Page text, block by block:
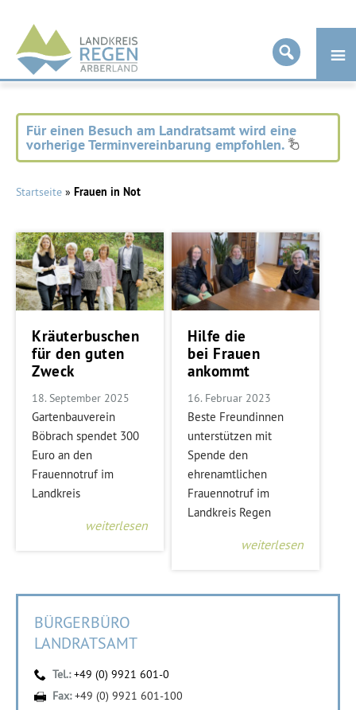
Landkreis
Regen
Für einen Besuch am Landratsamt wird eine
vorherige Terminvereinbarung empfohlen.
Startseite » Frauen in Not
Kräuterbuschen
für den guten
Zweck
18. September 2025
Gartenbauverein
Böbrach spendet 300
Euro an den
Frauennotruf im
Landkreis
weiterlesen
Hilfe die
bei Frauen
ankommt
16. Februar 2023
Beste Freundinnen
unterstützen mit
Spende den
ehrenamtlichen
Frauennotruf im
Landkreis Regen
weiterlesen
BÜRGERBÜRO
LANDRATSAMT
Tel.:+49 (0) 9921 601-0
Fax:+49 (0) 9921 601-100